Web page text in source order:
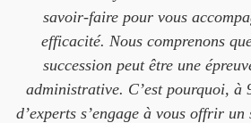
savoir-faire pour vous
efficacité. Nous comprenons
succession peut être une
administrative. C’est pourquoi, à
d’experts s’engage à vous offrir